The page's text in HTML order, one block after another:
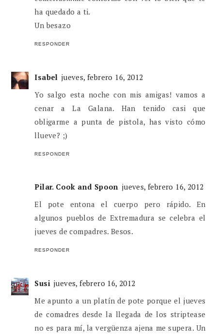
ha quedado a ti.
Un besazo
RESPONDER
Isabel jueves, febrero 16, 2012
Yo salgo esta noche con mis amigas! vamos a
cenar a La Galana. Han tenido casi que
obligarme a punta de pistola, has visto cómo
llueve? ;)
RESPONDER
Pilar. Cook and Spoon jueves, febrero 16, 2012
El pote entona el cuerpo pero rápido. En
algunos pueblos de Extremadura se celebra el
jueves de compadres. Besos.
RESPONDER
Susi jueves, febrero 16, 2012
Me apunto a un platín de pote porque el jueves
de comadres desde la llegada de los striptease
no es para mí, la vergüenza ajena me supera. Un